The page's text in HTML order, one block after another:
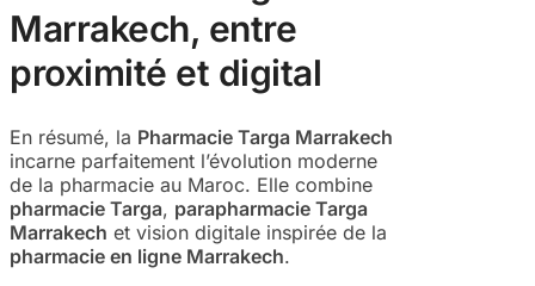
Marrakech, entre
proximité et digital
En résumé, la Pharmacie Targa Marrakech
incarne parfaitement l’évolution moderne
de la pharmacie au Maroc. Elle combine
pharmacie Targa, parapharmacie Targa
Marrakech et vision digitale inspirée de la
pharmacie en ligne Marrakech.